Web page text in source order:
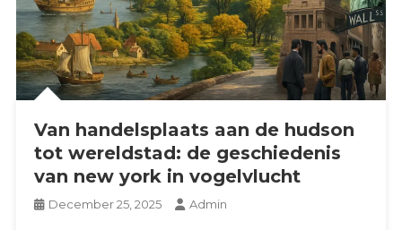
Van handelsplaats aan de hudson
tot wereldstad: de geschiedenis
van new york in vogelvlucht
December 25, 2025 Admin